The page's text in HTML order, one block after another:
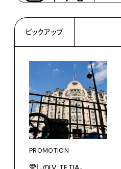
ピックアップ
PROMOTION